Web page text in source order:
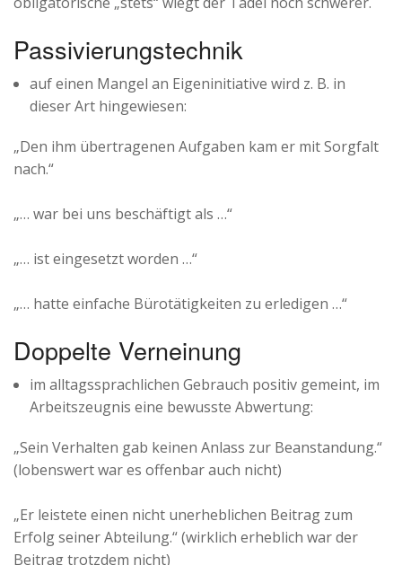
Passivierungstechnik
auf einen Mangel an Eigeninitiative wird z. B. in
dieser Art hingewiesen:
„Den ihm übertragenen Aufgaben kam er mit Sorgfalt
nach.“
„… war bei uns beschäftigt als …“
„… ist eingesetzt worden …“
„… hatte einfache Bürotätigkeiten zu erledigen …“
Doppelte Verneinung
im alltagssprachlichen Gebrauch positiv gemeint, im
Arbeitszeugnis eine bewusste Abwertung:
„Sein Verhalten gab keinen Anlass zur Beanstandung.“
(lobenswert war es offenbar auch nicht)
„Er leistete einen nicht unerheblichen Beitrag zum
Erfolg seiner Abteilung.“ (wirklich erheblich war der
Beitrag trotzdem nicht)